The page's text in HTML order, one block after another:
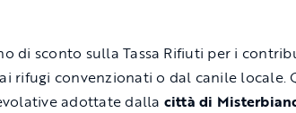
di sconto sulla Tassa Rifiuti per i
rifugi convenzionati o dal canile locale.
adottate dalla città di